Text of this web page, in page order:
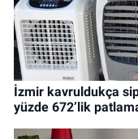
İzmir kavruldukça
yüzde 672’lik